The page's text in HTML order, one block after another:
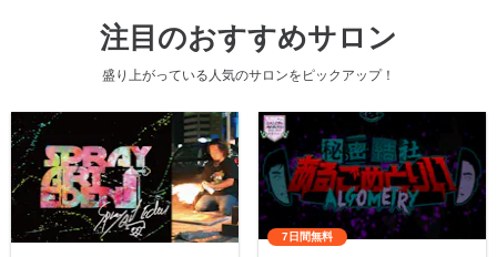
注目のおすすめサロン
盛り上がっている人気のサロンをピックアップ！
7日間無料